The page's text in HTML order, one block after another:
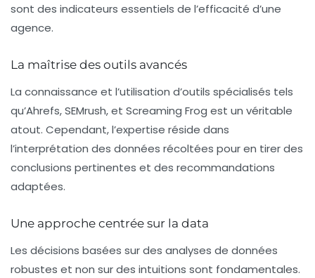
sont des indicateurs essentiels de l’efficacité d’une
agence.
La maîtrise des outils avancés
La connaissance et l’utilisation d’outils spécialisés tels
qu’Ahrefs,SEMrush, et Screaming Frog est un véritable
atout. Cependant, l’expertise réside dans
l’interprétation des données récoltées pour en tirer des
conclusions pertinentes et des recommandations
adaptées.
Une approche centrée sur la data
Les décisions basées sur des analyses de données
robustes et non sur des intuitions sont fondamentales.